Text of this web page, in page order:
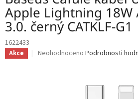
Apple Lightning 18W
3.0. černý CATKLF-G1
1622433
Akce
Průměrné
Neohodnoceno Podrobnosti